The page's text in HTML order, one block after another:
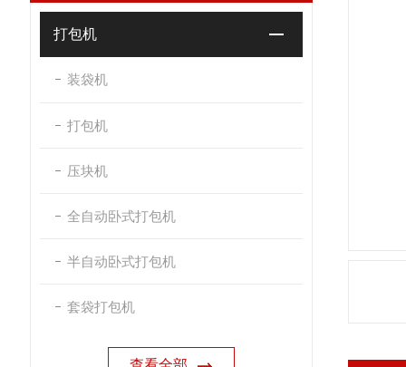
打包机
装袋机
打包机
压块机
全自动卧式打包机
半自动卧式打包机
套袋打包机